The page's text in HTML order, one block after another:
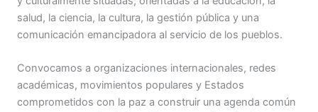
salud, la ciencia, la cultura, la gestión pública y una
comunicación emancipadora al servicio de los pueblos.
Convocamos a organizaciones internacionales, redes
académicas, movimientos populares y Estados
comprometidos con la paz a construir una agenda común